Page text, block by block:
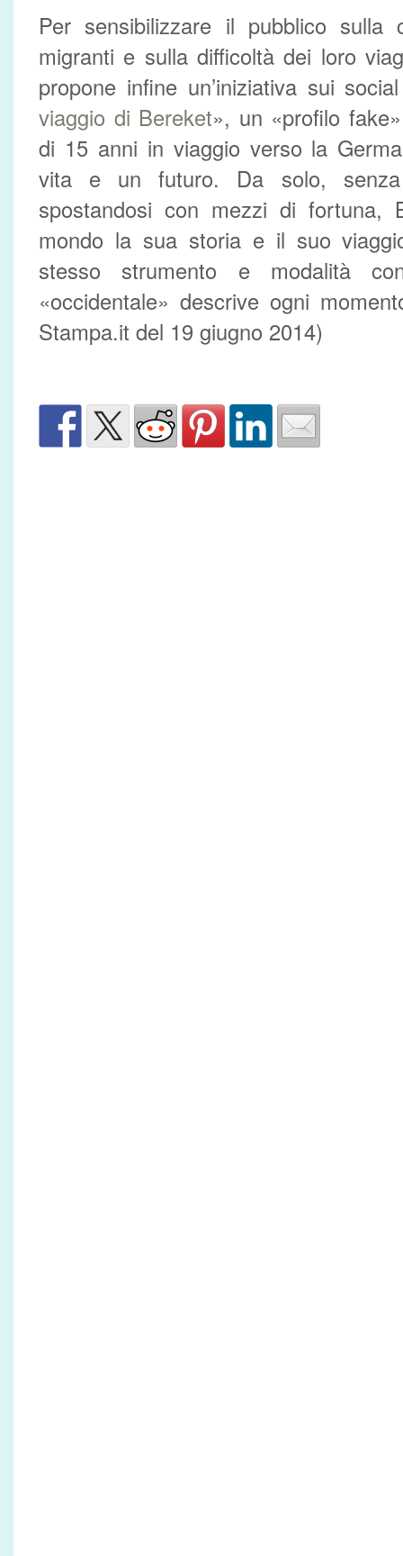
Per sensibilizzare il pubblico sulla
migranti e sulla difficoltà dei loro
propone infine un’iniziativa sui
viaggio di Bereket», un «profilo
di 15 anni in viaggio verso la
vita e un futuro. Da solo,
spostandosi con mezzi di fortuna,
mondo la sua storia e il suo
stesso strumento e modalità
«occidentale» descrive ogni
Stampa.it del 19 giugno 2014)